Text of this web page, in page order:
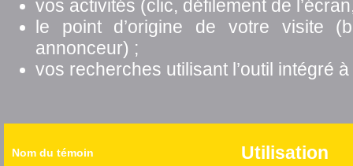
vos activités (clic, défilement de
le point d’origine de votre visite
annonceur) ;
vos recherches utilisant l’outil intégré
Nom du témoin Utilisation